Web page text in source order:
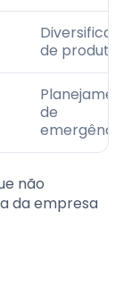
de
de
não
da empresa